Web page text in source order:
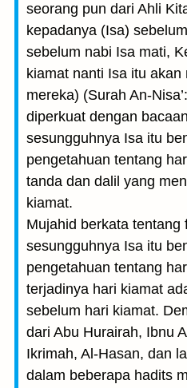
seorang pun dari Ahli
kepadanya (Isa)
sebelum nabi Isa mati,
kiamat nanti Isa itu
mereka) (Surah An-
diperkuat dengan
sesungguhnya Isa itu
pengetahuan tentang
tanda dan dalil yang
kiamat.
Mujahid berkata tentang
sesungguhnya Isa itu
pengetahuan tentang
terjadinya hari kiamat
sebelum hari kiamat.
dari Abu Hurairah, Ibnu
Ikrimah, Al-Hasan, dan
dalam beberapa hadits